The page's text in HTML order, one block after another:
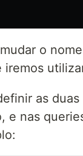
o
as
nas